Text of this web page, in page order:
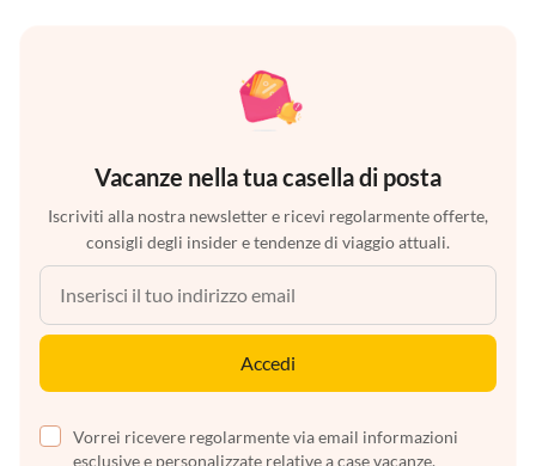
Vacanze nella tua casella di posta
Iscriviti alla nostra newsletter e ricevi regolarmente offerte,
consigli degli insider e tendenze di viaggio attuali.
Accedi
Vorrei ricevere regolarmente via email informazioni
esclusive e personalizzate relative a case vacanze,